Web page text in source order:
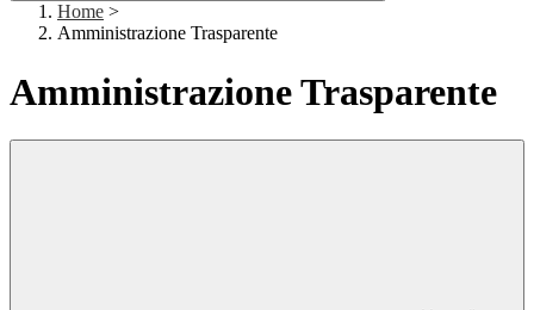
Home >
Amministrazione Trasparente
Amministrazione Trasparente